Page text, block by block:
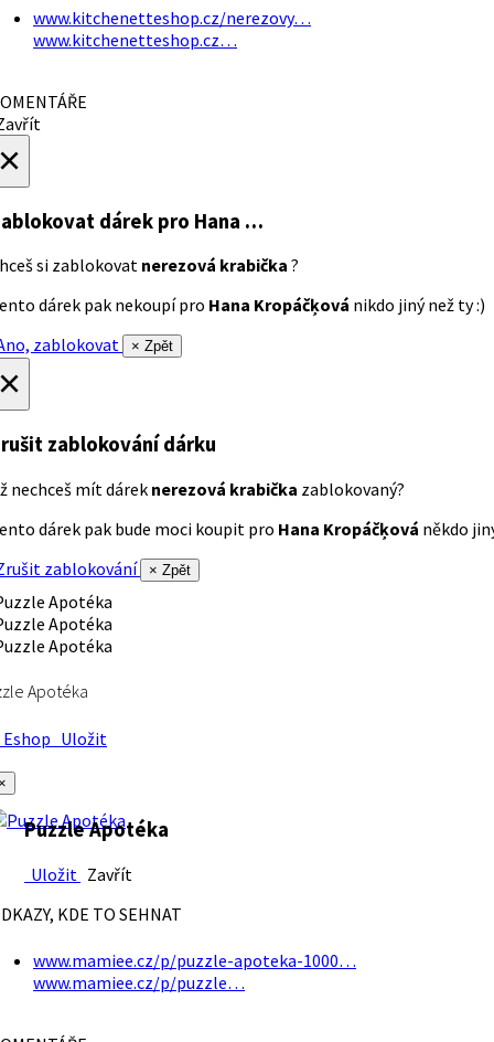
www.kitchenetteshop.cz/nerezovy…
www.kitchenetteshop.cz…
dárek pro Hana …
si zablokovat nerezová krabička ?
dárek pak nekoupí pro Hana Kropáčķová nikdo jiný než ty :)
zablokovat
× Zpět
zablokování dárku
nechceš mít dárek nerezová krabička zablokovaný?
dárek pak bude moci koupit pro Hana Kropáčķová někdo
zablokování
× Zpět
Apotéka
Uložit
Puzzle Apotéka
Uložit Zavřít
KDE TO SEHNAT
www.mamiee.cz/p/puzzle-apoteka-1000…
www.mamiee.cz/p/puzzle…